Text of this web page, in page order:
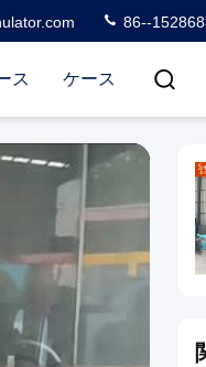
86--
ス ケース